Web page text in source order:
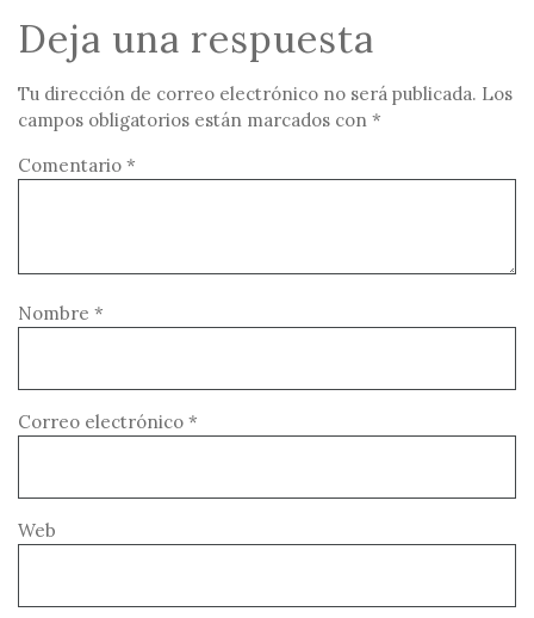
Deja una respuesta
Tu dirección de correo electrónico no será publicada. Los
campos obligatorios están marcados con *
Comentario *
Nombre *
Correo electrónico *
Web